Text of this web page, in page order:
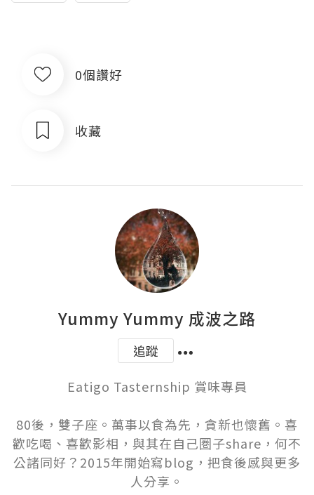
0個讚好
收藏
Yummy Yummy 成波之路
追蹤
Eatigo Tasternship 賞味專員
80後，雙子座。萬事以食為先，貪新也懷舊。喜
歡吃喝、喜歡影相，與其在自己圏子share，何不
公諸同好？2015年開始寫blog，把食後感與更多
人分享。